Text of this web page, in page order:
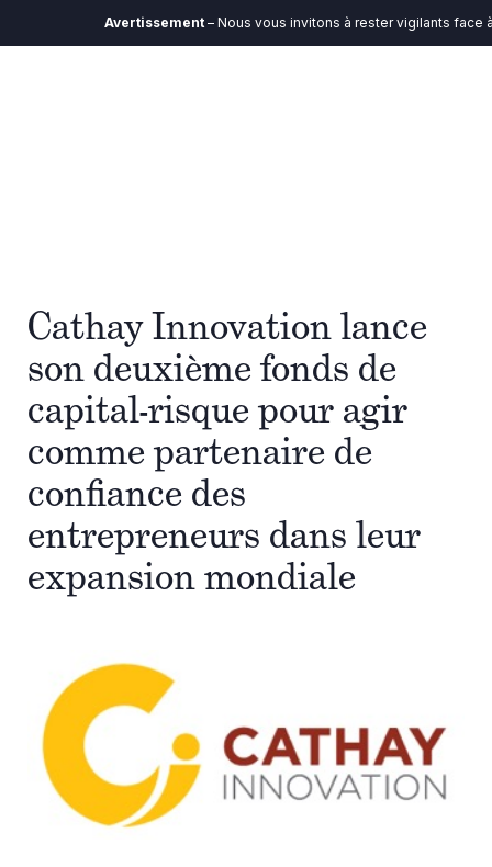
Avertissement– Nous vous invitons à rester vigilants face à
Cathay Innovation lance
son deuxième fonds de
capital-risque pour agir
comme partenaire de
confiance des
entrepreneurs dans leur
expansion mondiale